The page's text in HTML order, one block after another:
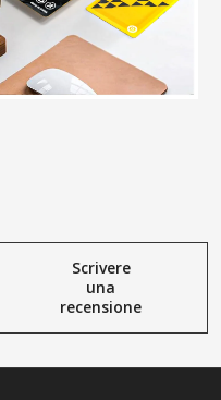
Scrivere
una
recensione